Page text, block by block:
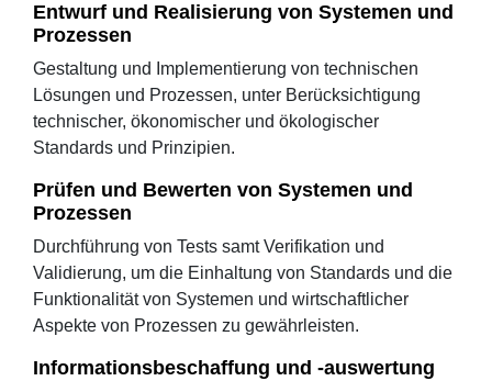
Entwurf und Realisierung von Systemen und
Prozessen
Gestaltung und Implementierung von technischen
Lösungen und Prozessen, unter Berücksichtigung
technischer, ökonomischer und ökologischer
Standards und Prinzipien.
Prüfen und Bewerten von Systemen und
Prozessen
Durchführung von Tests samt Verifikation und
Validierung, um die Einhaltung von Standards und die
Funktionalität von Systemen und wirtschaftlicher
Aspekte von Prozessen zu gewährleisten.
Informationsbeschaffung und -auswertung